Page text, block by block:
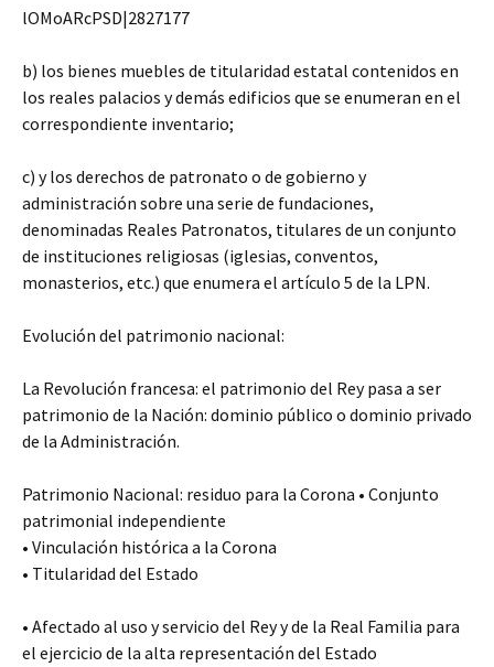
lOMoARcPSD|2827177
b) los bienes muebles de titularidad estatal contenidos en
los reales palacios y demás edificios que se enumeran en el
correspondiente inventario;
c) y los derechos de patronato o de gobierno y
administración sobre una serie de fundaciones,
denominadas Reales Patronatos, titulares de un conjunto
de instituciones religiosas (iglesias, conventos,
monasterios, etc.) que enumera el artículo 5 de la LPN.
Evolución del patrimonio nacional:
La Revolución francesa: el patrimonio del Rey pasa a ser
patrimonio de la Nación: dominio público o dominio privado
de la Administración.
Patrimonio Nacional: residuo para la Corona • Conjunto
patrimonial independiente
• Vinculación histórica a la Corona
• Titularidad del Estado
• Afectado al uso y servicio del Rey y de la Real Familia para
el ejercicio de la alta representación del Estado